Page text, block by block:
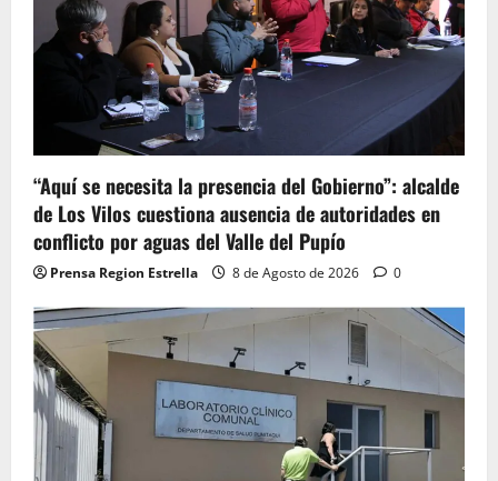
“Aquí se necesita la presencia del Gobierno”: alcalde
de Los Vilos cuestiona ausencia de autoridades en
conflicto por aguas del Valle del Pupío
Prensa Region Estrella 8 de Agosto de 2026 0